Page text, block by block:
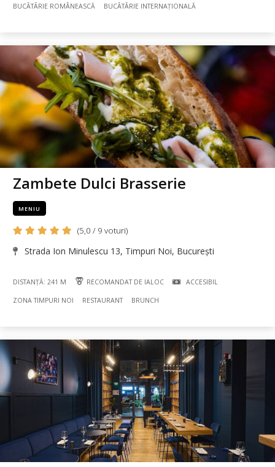
BUCÃTÃRIE ROMÂNEASCĂ BUCÃTÃRIE INTERNAȚIONALĂ
Zambete Dulci Brasserie
MENIU
(5,0 / 9 voturi)
Strada Ion Minulescu 13, Timpuri Noi, București
DISTANȚĂ: 241 M RECOMANDAT DE IALOC ACCESIBIL
ZONA TIMPURI NOI RESTAURANT BRUNCH